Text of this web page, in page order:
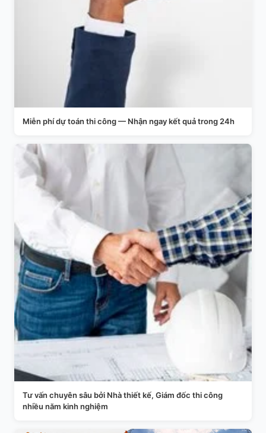
Miễn phí dự toán thi công — Nhận ngay kết quả trong 24h
Tư vấn chuyên sâu bởi Nhà thiết kế, Giám đốc thi công
nhiều năm kinh nghiệm